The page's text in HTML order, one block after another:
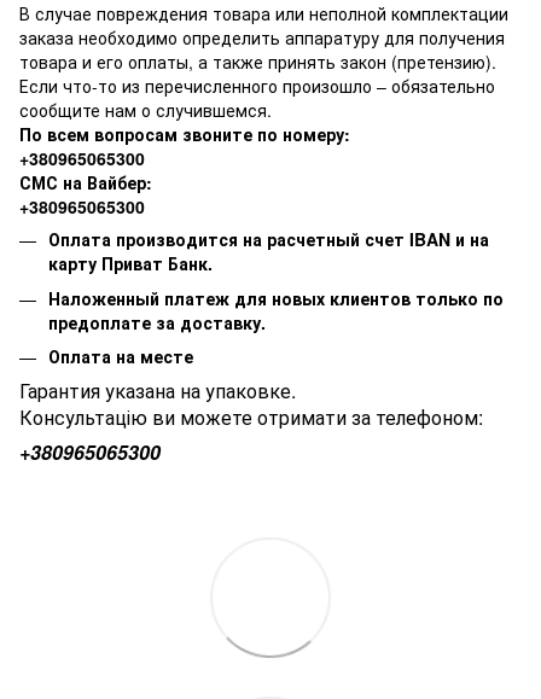
В случае повреждения товара или неполной комплектации
заказа необходимо определить аппаратуру для получения
товара и его оплаты, а также принять закон (претензию).
Если что-то из перечисленного произошло – обязательно
сообщите нам о случившемся.
По всем вопросам звоните по номеру:
+380965065300
СМС на Вайбер:
+380965065300
Оплата производится на расчетный счет IBAN и на
карту Приват Банк.
Наложенный платеж для новых клиентов только по
предоплате за доставку.
Оплата на месте
Гарантия указана на упаковке.
Консультацію ви можете отримати за телефоном:
+380965065300